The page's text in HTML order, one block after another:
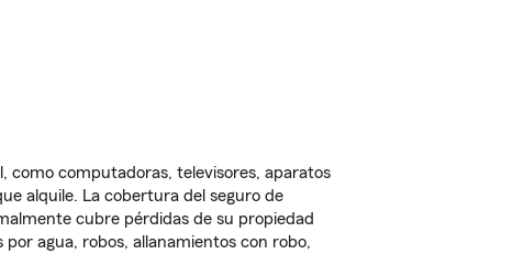
como computadoras, televisores, aparatos
alquile. La cobertura del seguro de
cubre pérdidas de su propiedad
agua, robos, allanamientos con robo,